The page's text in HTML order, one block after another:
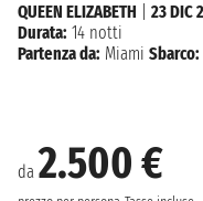
da 2.500 €
QUEEN ELIZABETH
23 DIC
Durata: 14 notti
Partenza da: Miami Sbarco: